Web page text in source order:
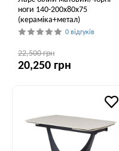
ноги 140-200x80x75
(кераміка+метал)
0 відгуків
22,500 грн
20,250 грн